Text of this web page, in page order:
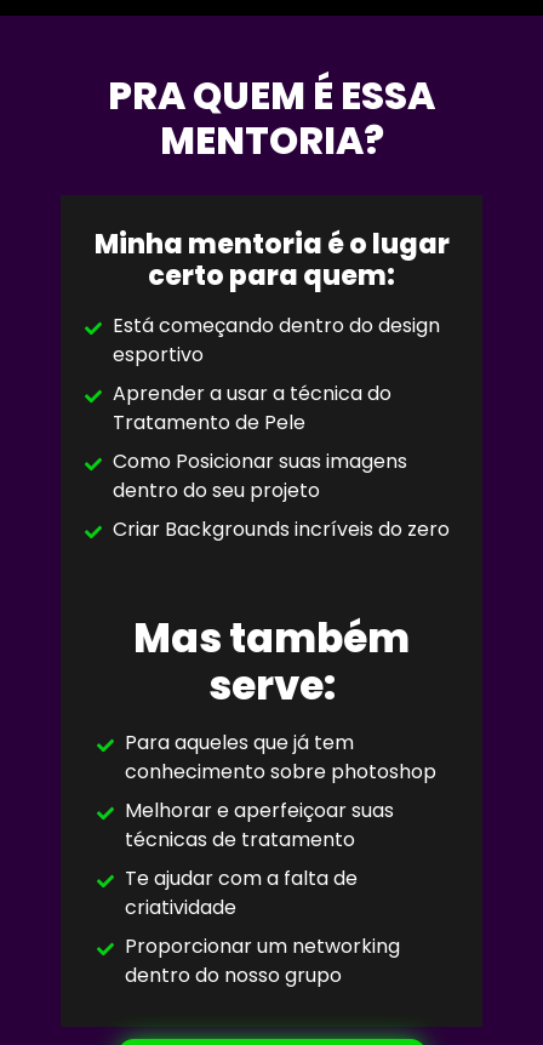
PRA QUEM É ESSA
MENTORIA?
Minha mentoria é o lugar
certo para quem:
Está começando dentro do design
esportivo
Aprender a usar a técnica do
Tratamento de Pele
Como Posicionar suas imagens
dentro do seu projeto
Criar Backgrounds incríveis do zero
Mas também
serve:
Para aqueles que já tem
conhecimento sobre photoshop
Melhorar e aperfeiçoar suas
técnicas de tratamento
Te ajudar com a falta de
criatividade
Proporcionar um networking
dentro do nosso grupo